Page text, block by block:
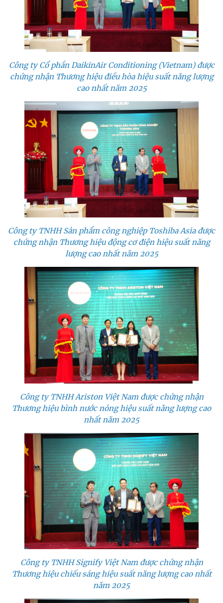
Công ty Cổ phần DaikinAir Conditioning (Vietnam) được
chứng nhận Thương hiệu điều hòa hiệu suất năng lượng
cao nhất năm 2025
Công ty TNHH Sản phẩm công nghiệp Toshiba Asia được
chứng nhận Thương hiệu động cơ điện hiệu suất năng
lượng cao nhất năm 2025
Công ty TNHH Ariston Việt Nam được chứng nhận
Thương hiệu bình nước nóng hiệu suất năng lượng cao
nhất năm 2025
Công ty TNHH Signify Việt Nam được chứng nhận
Thương hiệu chiếu sáng hiệu suất năng lượng cao nhất
năm 2025